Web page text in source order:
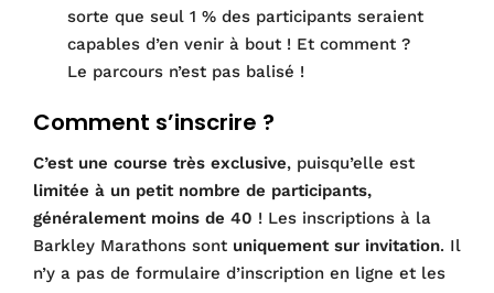
sorte que seul 1 % des participants seraient
capables d’en venir à bout ! Et comment ?
Le parcours n’est pas balisé !
Comment s’inscrire ?
C’est une course très exclusive, puisqu’elle est
limitée à un petit nombre de participants,
généralement moins de 40 ! Les inscriptions à la
Barkley Marathons sont uniquement sur invitation. Il
n’y a pas de formulaire d’inscription en ligne et les